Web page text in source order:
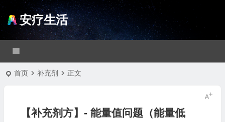
安疗生活
首页 补充剂 正文
【补充剂方】- 能量值问题（能量低